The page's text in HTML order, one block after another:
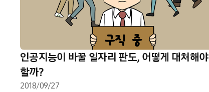
인공지능이 바꿀 일자리 판도, 어떻게 대처해야
할까?
2018/09/27